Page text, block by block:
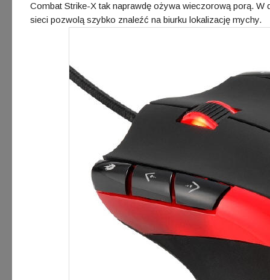
Combat Strike-X tak naprawdę ożywa wieczorową porą.
sieci pozwolą szybko znaleźć na biurku lokalizację mychy.